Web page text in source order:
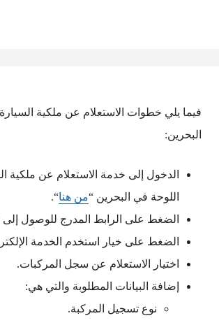
فيما يلي خطوات الاستعلام عن ملكية
البحرين:
الدخول إلى خدمة الاستعلام عن ملكية
اللوحة في البحرين “من هنا“.
الضغط على الرابط المدرج للوصول إلى
الضغط على خيار استخدم الخدمة
اختيار الاستعلام عن سجل المركبات.
إضافة البيانات المطلوبة والتي هي:
نوع تسجيل المركبة.